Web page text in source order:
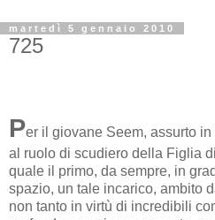
martedì 5 gennaio 2010
725
Per il giovane Seem, assurto
al ruolo di scudiero della Figlia
quale il primo, da sempre, in
spazio, un tale incarico, ambito
non tanto in virtù di incredibili